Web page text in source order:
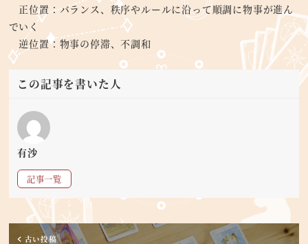
正位置：バランス、秩序やルールに沿って順調に物事が進ん
でいく
逆位置：物事の停滞、不調和
この記事を書いた人
有沙
記事一覧
古い投稿